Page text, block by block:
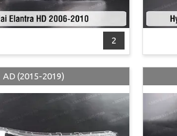
2
AD (2015-2019)